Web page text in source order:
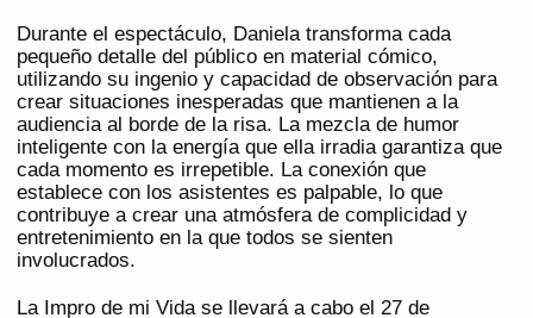
Durante el espectáculo, Daniela transforma cada
pequeño detalle del público en material cómico,
utilizando su ingenio y capacidad de observación para
crear situaciones inesperadas que mantienen a la
audiencia al borde de la risa. La mezcla de humor
inteligente con la energía que ella irradia garantiza que
cada momento es irrepetible. La conexión que
establece con los asistentes es palpable, lo que
contribuye a crear una atmósfera de complicidad y
entretenimiento en la que todos se sienten
involucrados.
La Impro de mi Vida se llevará a cabo el 27 de